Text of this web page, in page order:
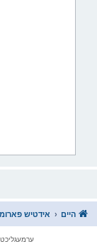
היים אידטיש